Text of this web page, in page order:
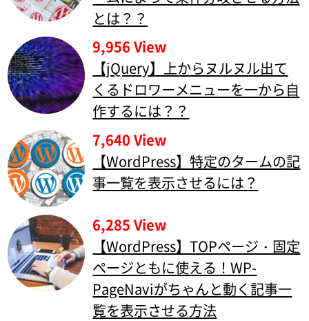
とは？？
9,956 View
【jQuery】上からヌルヌル出て
くるドロワーメニューを一から自
作するには？？
7,640 View
【WordPress】特定のタームの記
事一覧を表示させるには？
6,285 View
【WordPress】TOPページ・固定
ページともに使える！WP-
PageNaviがちゃんと動く記事一
覧を表示させる方法